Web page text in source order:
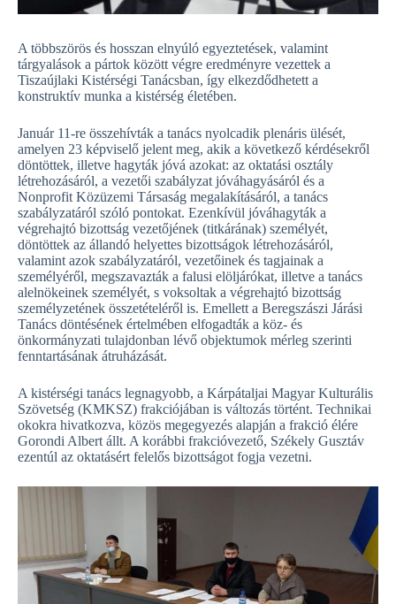
A többszörös és hosszan elnyúló egyeztetések, valamint
tárgyalások a pártok között végre eredményre vezettek a
Tiszaújlaki Kistérségi Tanácsban, így elkezdődhetett a
konstruktív munka a kistérség életében.
Január 11-re összehívták a tanács nyolcadik plenáris ülését,
amelyen 23 képviselő jelent meg, akik a következő kérdésekről
döntöttek, illetve hagyták jóvá azokat: az oktatási osztály
létrehozásáról, a vezetői szabályzat jóváhagyásáról és a
Nonprofit Közüzemi Társaság megalakításáról, a tanács
szabályzatáról szóló pontokat. Ezenkívül jóváhagyták a
végrehajtó bizottság vezetőjének (titkárának) személyét,
döntöttek az állandó helyettes bizottságok létrehozásáról,
valamint azok szabályzatáról, vezetőinek és tagjainak a
személyéről, megszavazták a falusi elöljárókat, illetve a tanács
alelnökeinek személyét, s voksoltak a végrehajtó bizottság
személyzetének összetételéről is. Emellett a Beregszászi Járási
Tanács döntésének értelmében elfogadták a köz- és
önkormányzati tulajdonban lévő objektumok mérleg szerinti
fenntartásának átruházását.
A kistérségi tanács legnagyobb, a Kárpátaljai Magyar Kulturális
Szövetség (KMKSZ) frakciójában is változás történt. Technikai
okokra hivatkozva, közös megegyezés alapján a frakció élére
Gorondi Albert állt. A korábbi frakcióvezető, Székely Gusztáv
ezentúl az oktatásért felelős bizottságot fogja vezetni.